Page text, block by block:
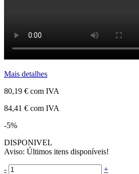
Mais detalhes
80,19 € com IVA
84,41 € com IVA
-5%
DISPONIVEL
Aviso: Últimos itens disponíveis!
- +